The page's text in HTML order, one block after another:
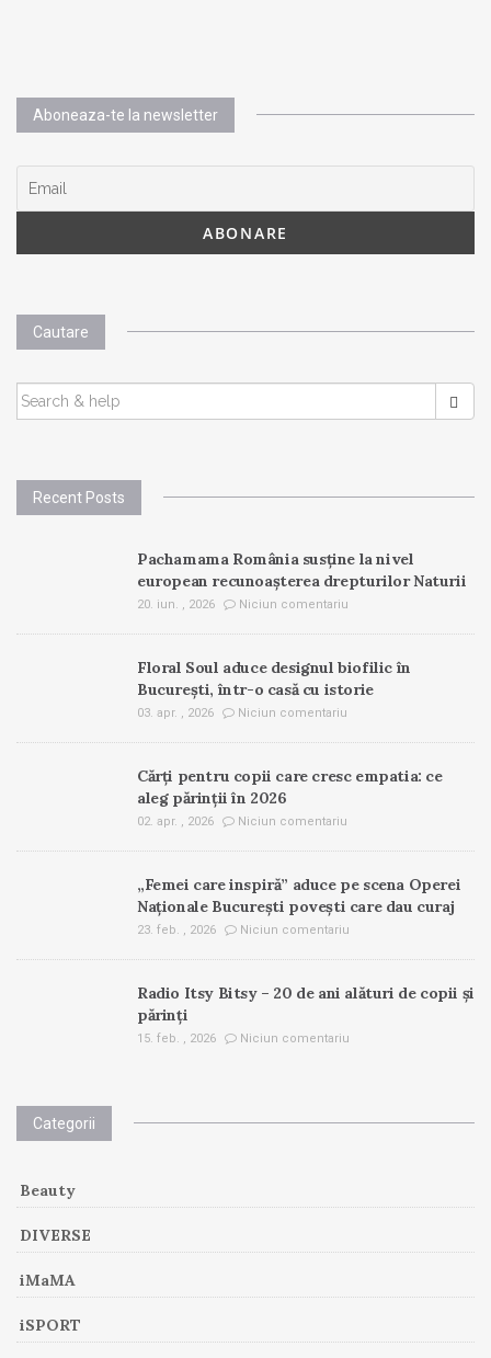
Aboneaza-te la newsletter
Cautare
SEARCH
FOR:
Recent Posts
Pachamama România susține la nivel
european recunoașterea drepturilor Naturii
20. iun. , 2026 Niciun comentariu
Floral Soul aduce designul biofilic în
București, într-o casă cu istorie
03. apr. , 2026 Niciun comentariu
Cărți pentru copii care cresc empatia: ce
aleg părinții în 2026
02. apr. , 2026 Niciun comentariu
„Femei care inspiră” aduce pe scena Operei
Naționale București povești care dau curaj
23. feb. , 2026 Niciun comentariu
Radio Itsy Bitsy – 20 de ani alături de copii și
părinți
15. feb. , 2026 Niciun comentariu
Categorii
Beauty
DIVERSE
iMaMA
iSPORT